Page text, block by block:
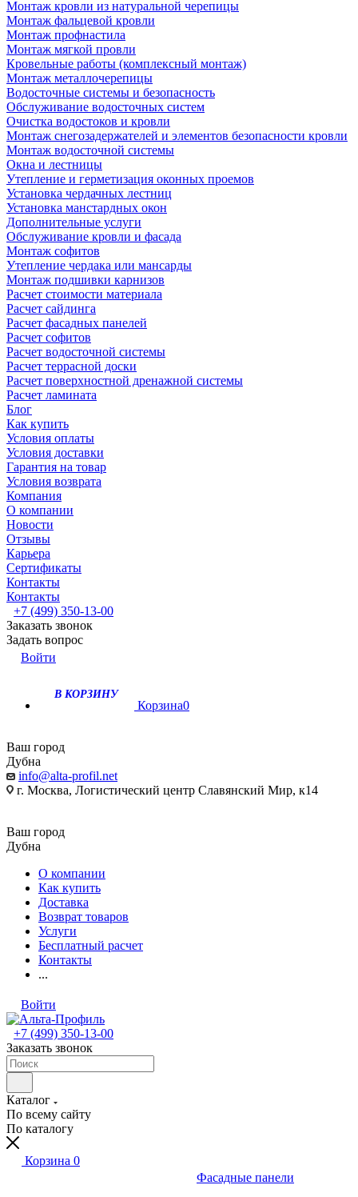
Монтаж кровли из натуральной черепицы
Монтаж фальцевой кровли
Монтаж профнастила
Монтаж мягкой провли
Кровельные работы (комплексный монтаж)
Монтаж металлочерепицы
Водосточные системы и безопасность
Обслуживание водосточных систем
Очистка водостоков и кровли
Монтаж снегозадержателей и элементов безопасности кровли
Монтаж водосточной системы
Окна и лестницы
Утепление и герметизация оконных проемов
Установка чердачных лестниц
Установка манстардных окон
Дополнительные услуги
Обслуживание кровли и фасада
Монтаж софитов
Утепление чердака или мансарды
Монтаж подшивки карнизов
Расчет стоимости материала
Расчет сайдинга
Расчет фасадных панелей
Расчет софитов
Расчет водосточной системы
Расчет террасной доски
Расчет поверхностной дренажной системы
Расчет ламината
Блог
Как купить
Условия оплаты
Условия доставки
Гарантия на товар
Условия возврата
Компания
О компании
Новости
Отзывы
Карьера
Сертификаты
Контакты
Контакты
+7 (499) 350-13-00
Заказать звонок
Задать вопрос
Войти
В КОРЗИНУ
Корзина0
Ваш город
Дубна
info@alta-profil.net
г. Москва, Логистический центр Славянский Мир, к14
Ваш город
Дубна
О компании
Как купить
Доставка
Возврат товаров
Услуги
Бесплатный расчет
Контакты
...
Войти
+7 (499) 350-13-00
Заказать звонок
Каталог
По всему сайту
По каталогу
Корзина 0
Фасадные панели